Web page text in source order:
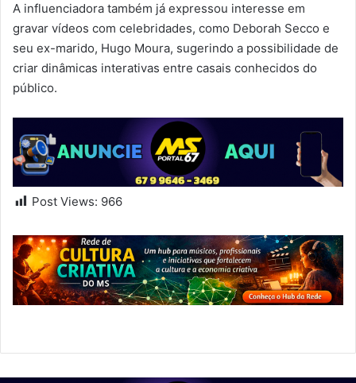
A influenciadora também já expressou interesse em
gravar vídeos com celebridades, como Deborah Secco e
seu ex-marido, Hugo Moura, sugerindo a possibilidade de
criar dinâmicas interativas entre casais conhecidos do
público.
Post Views: 966